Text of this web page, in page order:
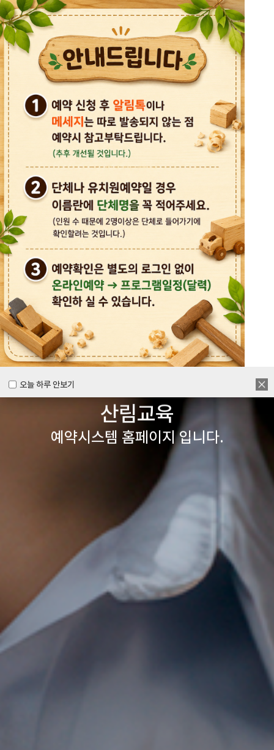
오늘 하루 안보기
오늘 하루 안보기
목공체험부터 숲체험 교육까지
다양한 경험을 할 수 있는
양주시
목재문화체험장&
산림교육
예약시스템 홈페이지 입니다.